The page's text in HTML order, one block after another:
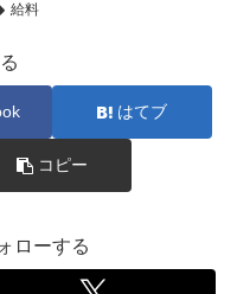
給料
はてブ
コピー
ローする